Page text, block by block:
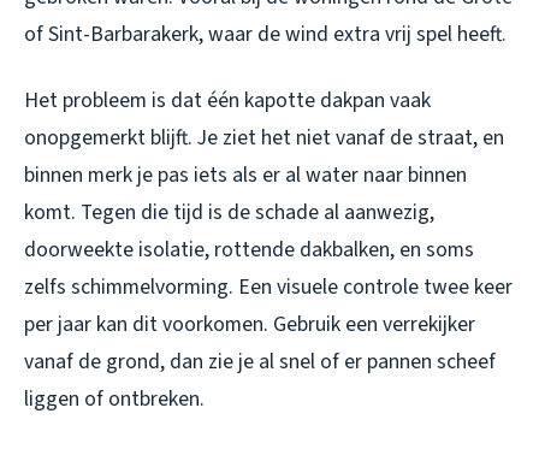
of Sint-Barbarakerk, waar de wind extra vrij spel heeft.
Het probleem is dat één kapotte dakpan vaak
onopgemerkt blijft. Je ziet het niet vanaf de straat, en
binnen merk je pas iets als er al water naar binnen
komt. Tegen die tijd is de schade al aanwezig,
doorweekte isolatie, rottende dakbalken, en soms
zelfs schimmelvorming. Een visuele controle twee keer
per jaar kan dit voorkomen. Gebruik een verrekijker
vanaf de grond, dan zie je al snel of er pannen scheef
liggen of ontbreken.